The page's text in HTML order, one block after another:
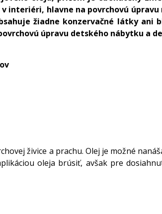
interiéri, hlavne na povrchovú
žiadne konzervačné látky ani
úpravu detského nábytku a
živice a prachu. Olej je možné
oleja brúsiť, avšak pre